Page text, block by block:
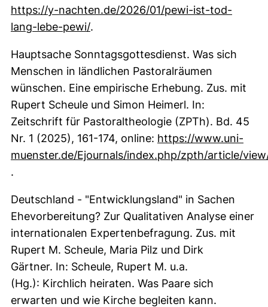
https://y-nachten.de/2026/01/pewi-ist-tod-
lang-lebe-pewi/(externer Link, öffnet neues
.
Hauptsache Sonntagsgottesdienst. Was sich
Menschen in ländlichen Pastoralräumen
wünschen. Eine empirische Erhebung. Zus. mit
Rupert Scheule und Simon Heimerl. In:
Zeitschrift für Pastoraltheologie (ZPTh). Bd. 45
Nr. 1 (2025), 161-174, online: https://www.uni-
muenster.de/Ejournals/index.php/zpth/article/
(externer Link, öffnet neues Fenster)
.
Deutschland - "Entwicklungsland" in Sachen
Ehevorbereitung? Zur Qualitativen Analyse einer
internationalen Expertenbefragung. Zus. mit
Rupert M. Scheule, Maria Pilz und Dirk
Gärtner. In: Scheule, Rupert M. u.a.
(Hg.): Kirchlich heiraten. Was Paare sich
erwarten und wie Kirche begleiten kann.